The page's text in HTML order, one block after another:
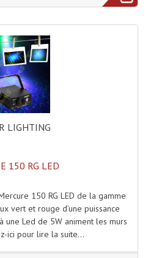
Filaires
HF VHF 200MHZ
HF UHF 800MHZ
De Studio
De Surface
Mégaphones
Pour Discours
LIGHTING
150 RG LED
150 RG LED de la gamme
vert et rouge d’une puissance
une Led de 5W animent les murs
ici pour lire la suite...